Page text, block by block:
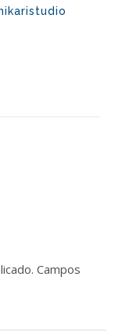
hikaristudio
Campos